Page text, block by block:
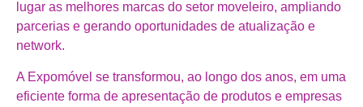
lugar as melhores marcas do setor moveleiro, ampliando
parcerias e gerando oportunidades de atualização e
network.
A Expomóvel se transformou, ao longo dos anos, em uma
eficiente forma de apresentação de produtos e empresas